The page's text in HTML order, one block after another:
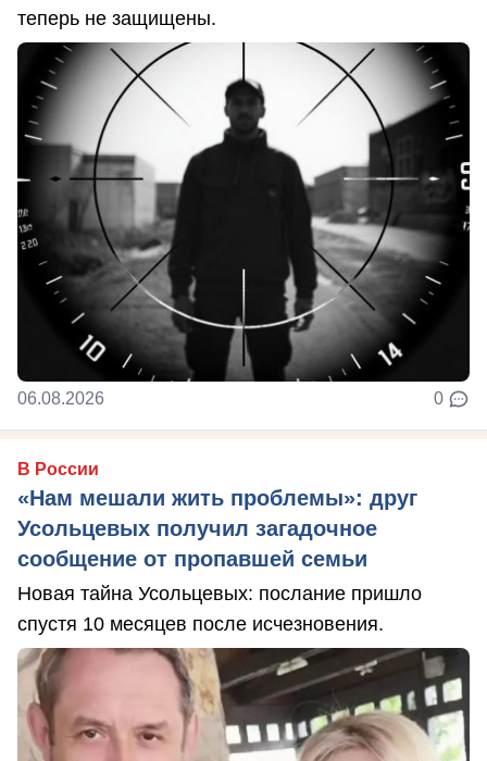
теперь не защищены.
06.08.2026 0
В России
«Нам мешали жить проблемы»: друг
Усольцевых получил загадочное
сообщение от пропавшей семьи
Новая тайна Усольцевых: послание пришло
спустя 10 месяцев после исчезновения.